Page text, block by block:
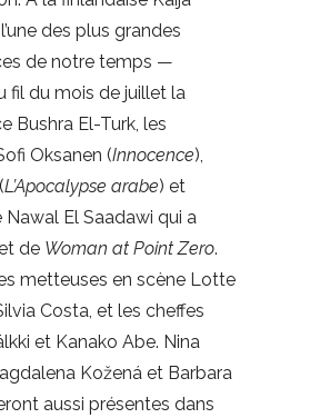
des plus grandes
de notre temps —
fil du mois de juillet la
Bushra El-Turk, les
Oksanen (Innocence),
L’Apocalypse arabe) et
Nawal El Saadawi qui a
de Woman at Point Zero.
metteuses en scène Lotte
Costa, et les cheffes
et Kanako Abe. Nina
Kožená et Barbara
aussi présentes dans